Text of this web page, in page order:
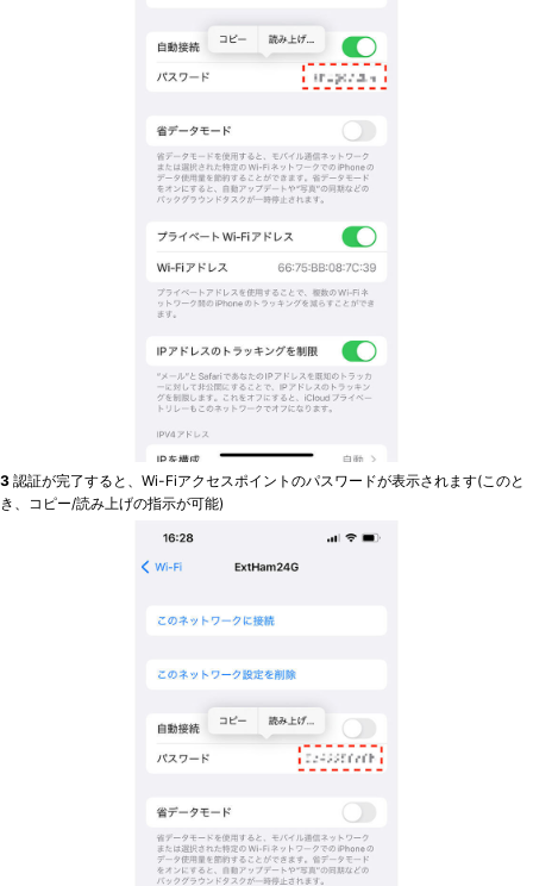
3 認証が完了すると、Wi-Fiアクセスポイントのパスワードが表示されます(このと
き、コピー/読み上げの指示が可能)